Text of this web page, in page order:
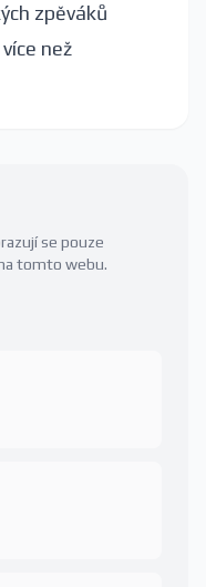
zpěváků
než
se pouze
tomto webu.